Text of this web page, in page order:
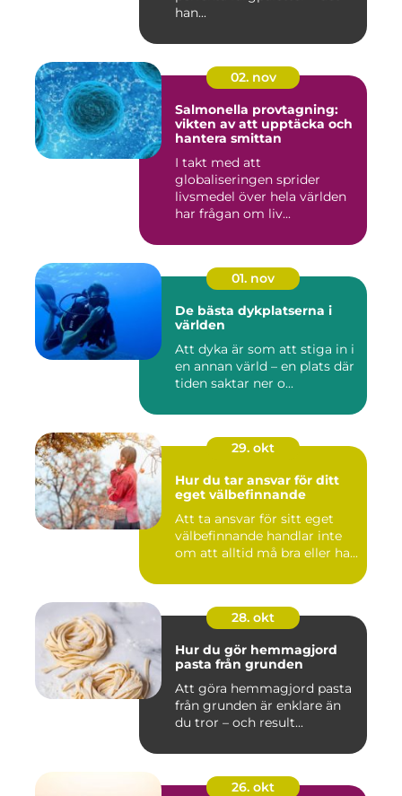
han...
02. nov
Salmonella provtagning:
vikten av att upptäcka och
hantera smittan
I takt med att
globaliseringen sprider
livsmedel över hela världen
har frågan om liv...
01. nov
De bästa dykplatserna i
världen
Att dyka är som att stiga in i
en annan värld – en plats där
tiden saktar ner o...
29. okt
Hur du tar ansvar för ditt
eget välbefinnande
Att ta ansvar för sitt eget
välbefinnande handlar inte
om att alltid må bra eller ha...
28. okt
Hur du gör hemmagjord
pasta från grunden
Att göra hemmagjord pasta
från grunden är enklare än
du tror – och result...
26. okt